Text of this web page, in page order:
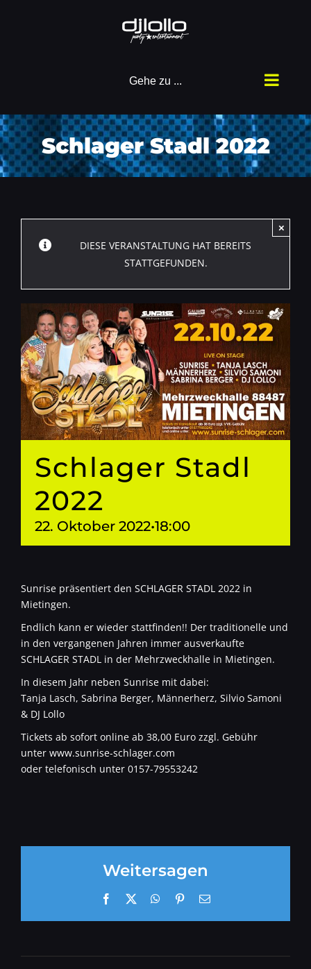
Gehe zu ...
Schlager Stadl 2022
DIESE VERANSTALTUNG HAT BEREITS
STATTGEFUNDEN.
×
Schlager Stadl
2022
22. Oktober 2022•18:00
Sunrise präsentiert den SCHLAGER STADL 2022 in
Mietingen.
Endlich kann er wieder stattfinden!! Der traditionelle und
in den vergangenen Jahren immer ausverkaufte
SCHLAGER STADL in der Mehrzweckhalle in Mietingen.
In diesem Jahr neben Sunrise mit dabei:
Tanja Lasch, Sabrina Berger, Männerherz, Silvio Samoni
& DJ Lollo
Tickets ab sofort online ab 38,00 Euro zzgl. Gebühr
unter www.sunrise-schlager.com
oder telefonisch unter 0157-79553242
Weitersagen
Facebook WhatsApp
Pinterest
E-